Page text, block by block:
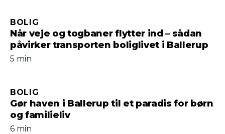
Når veje og togbaner flytter ind – sådan
påvirker transporten boliglivet i Ballerup
BOLIG
5 min
Gør haven i Ballerup til et paradis for børn
og familieliv
BOLIG
6 min